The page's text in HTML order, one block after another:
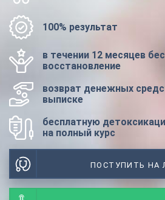
100% результат
в течении 12 месяцев
восстановление
возврат денежных
выписке
бесплатную
на полный курс
ПОСТУПИТЬ НА